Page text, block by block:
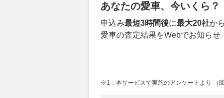
あなたの愛車、今いくら？
申込み最短3時間後に最大20社から
愛車の査定結果をWebでお知らせ
※1：本サービスで実施のアンケートより （